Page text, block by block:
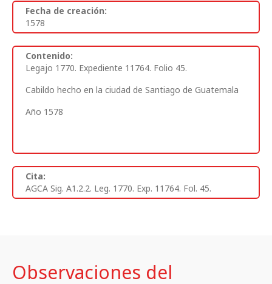
Fecha de creación:
1578
Contenido:
Legajo 1770. Expediente 11764. Folio 45.
Cabildo hecho en la ciudad de Santiago de Guatemala
Año 1578
Cita:
AGCA Sig. A1.2.2. Leg. 1770. Exp. 11764. Fol. 45.
Observaciones del